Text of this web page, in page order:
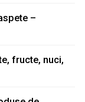
–
fructe, nuci,